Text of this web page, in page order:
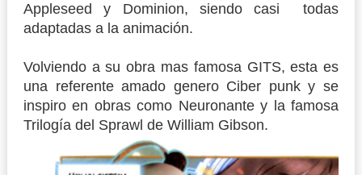
Appleseed y Dominion, siendo casi todas
adaptadas a la animación.
Volviendo a su obra mas famosa GITS, esta es
una referente amado genero Ciber punk y se
inspiro en obras como Neuronante y la famosa
Trilogía del Sprawl de William Gibson.